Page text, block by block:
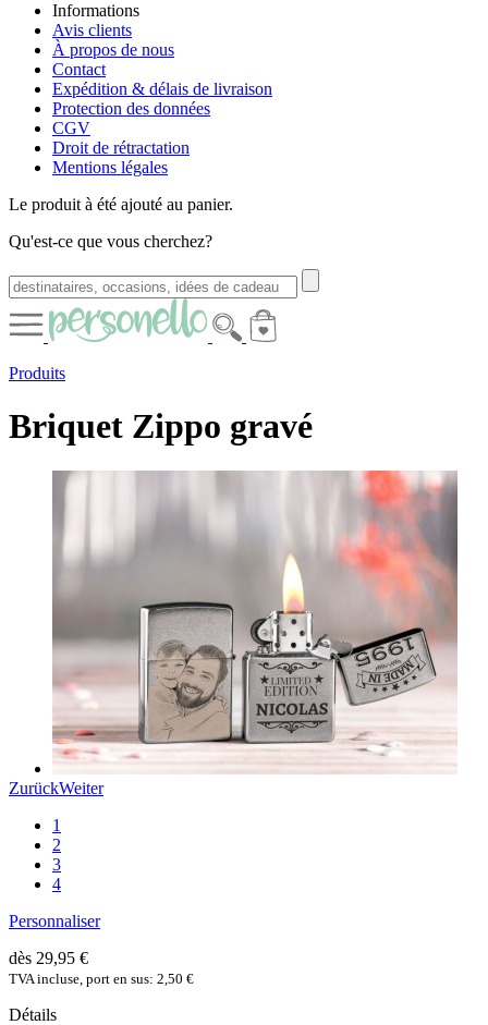
Informations
Avis clients
À propos de nous
Contact
Expédition & délais de livraison
Protection des données
CGV
Droit de rétractation
Mentions légales
Le produit à été ajouté au panier.
Qu'est-ce que vous cherchez?
Produits
Briquet Zippo gravé
ZurückWeiter
1
2
3
4
Personnaliser
dès 29,95 €
TVA incluse, port en sus: 2,50 €
Détails